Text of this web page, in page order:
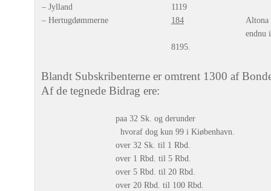
– Jylland
– Hertugdømmerne
1119
184
8195.
Altona
endnu
Blandt Subskribenterne er omtrent 1300 af
Af de tegnede Bidrag ere:
paa 32 Sk. og derunder
hvoraf dog kun 99 i Kiøbenhavn.
over 32 Sk. til 1 Rbd.
over 1 Rbd. til 5 Rbd.
over 5 Rbd. til 20 Rbd.
over 20 Rbd. til 100 Rbd.